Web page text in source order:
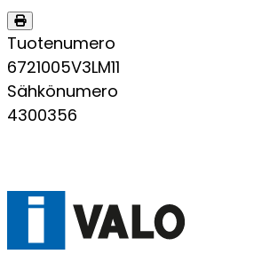
Tuotenumero
6721005V3LM11
Sähkönumero
4300356